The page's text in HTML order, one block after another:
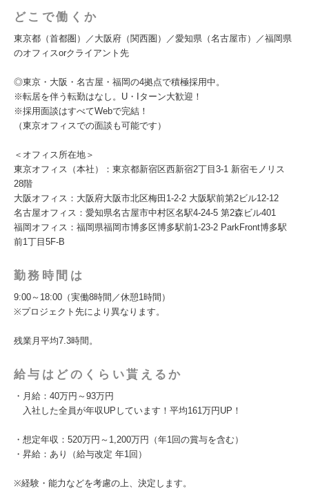
どこで働くか
東京都（首都圏）／大阪府（関西圏）／愛知県（名古屋市）／福岡県
のオフィスorクライアント先
◎東京・大阪・名古屋・福岡の4拠点で積極採用中。
※転居を伴う転勤はなし。U・Iターン大歓迎！
※採用面談はすべてWebで完結！
（東京オフィスでの面談も可能です）
＜オフィス所在地＞
東京オフィス（本社）：東京都新宿区西新宿2丁目3-1 新宿モノリス
28階
大阪オフィス：大阪府大阪市北区梅田1-2-2 大阪駅前第2ビル12-12
名古屋オフィス：愛知県名古屋市中村区名駅4-24-5 第2森ビル401
福岡オフィス：福岡県福岡市博多区博多駅前1-23-2 ParkFront博多駅
前1丁目5F-B
勤務時間は
9:00～18:00（実働8時間／休憩1時間）
※プロジェクト先により異なります。
残業月平均7.3時間。
給与はどのくらい貰えるか
・月給：40万円～93万円
入社した全員が年収UPしています！平均161万円UP！
・想定年収：520万円～1,200万円（年1回の賞与を含む）
・昇給：あり（給与改定 年1回）
※経験・能力などを考慮の上、決定します。